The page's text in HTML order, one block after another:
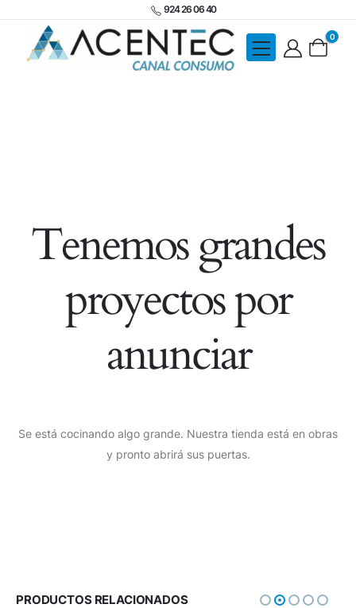
924 26 06 40
0
Tenemos grandes
proyectos por
anunciar
Se está cocinando algo grande. Nuestra tienda está en obras
y pronto abrirá sus puertas.
PRODUCTOS RELACIONADOS